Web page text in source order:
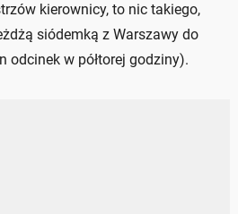
kierownicy, to nic takiego,
siódemką z Warszawy do
odcinek w półtorej godziny).